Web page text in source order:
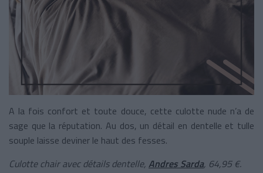
A la fois confort et toute douce, cette culotte nude n’a de
sage que la réputation. Au dos, un détail en dentelle et tulle
souple laisse deviner le haut des fesses.
Culotte chair avec détails dentelle, Andres Sarda, 64,95 €.